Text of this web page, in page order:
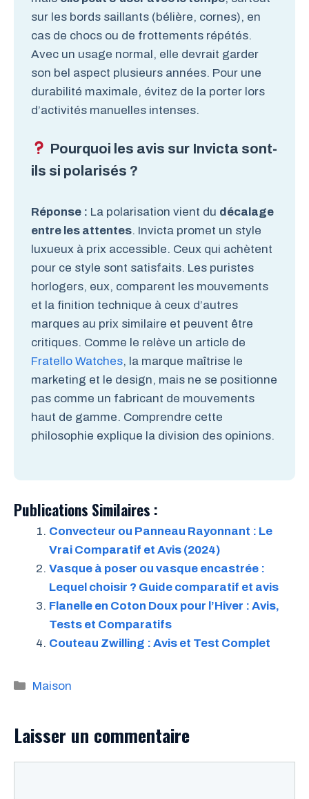
sur les bords saillants (bélière, cornes), en
cas de chocs ou de frottements répétés.
Avec un usage normal, elle devrait garder
son bel aspect plusieurs années. Pour une
durabilité maximale, évitez de la porter lors
d’activités manuelles intenses.
Pourquoi les avis sur Invicta sont-
ils si polarisés ?
Réponse : La polarisation vient du décalage
entre les attentes. Invicta promet un style
luxueux à prix accessible. Ceux qui achètent
pour ce style sont satisfaits. Les puristes
horlogers, eux, comparent les mouvements
et la finition technique à ceux d’autres
marques au prix similaire et peuvent être
critiques. Comme le relève un article de
Fratello Watches, la marque maîtrise le
marketing et le design, mais ne se positionne
pas comme un fabricant de mouvements
haut de gamme. Comprendre cette
philosophie explique la division des opinions.
Publications Similaires :
Convecteur ou Panneau Rayonnant : Le
Vrai Comparatif et Avis (2024)
Vasque à poser ou vasque encastrée :
Lequel choisir ? Guide comparatif et avis
Flanelle en Coton Doux pour l’Hiver : Avis,
Tests et Comparatifs
Couteau Zwilling : Avis et Test Complet
Catégories
Maison
Laisser un commentaire